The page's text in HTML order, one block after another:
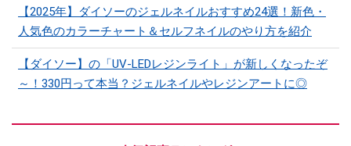
【2025年】ダイソーのジェルネイルおすすめ24選！新色・
人気色のカラーチャート＆セルフネイルのやり方を紹介
【ダイソー】の「UV-LEDレジンライト」が新しくなったぞ
～！330円って本当？ジェルネイルやレジンアートに◎